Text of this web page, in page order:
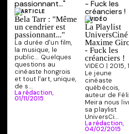
ARTICLE
Bela Tarr : "Même
un cendrier est
passionnant..."
La durée d'un film,
la musique, le
public... Quelques
questions au
cinéaste hongrois
et tout l'art, unique,
de s...
La rédaction,
01/11/2015
VIDÉO
La Playlist
UniversCiné
Maxime
- Fuck les
créanciers !
VIDEO | 2015,
Le jeune
cinéaste
québécois,
auteur de
Meira nous
sa playlist
UniversCi...
La rédaction,
04/02/2015